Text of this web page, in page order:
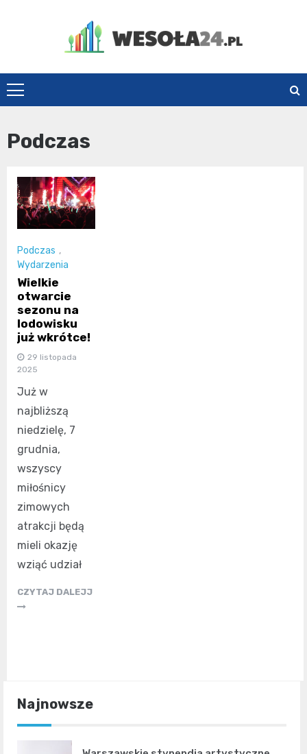
Wesoła24.pl
Podczas
Podczas ,
Wydarzenia
Wielkie
otwarcie
sezonu na
lodowisku
już wkrótce!
29 listopada
2025
Już w
najbliższą
niedzielę, 7
grudnia,
wszyscy
miłośnicy
zimowych
atrakcji będą
mieli okazję
wziąć udział
CZYTAJ DALEJJ
Najnowsze